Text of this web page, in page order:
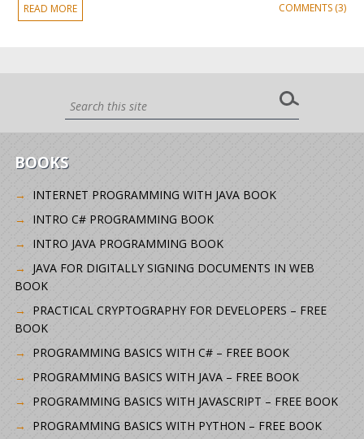
READ MORE COMMENTS (3)
BOOKS
INTERNET PROGRAMMING WITH JAVA BOOK
INTRO C# PROGRAMMING BOOK
INTRO JAVA PROGRAMMING BOOK
JAVA FOR DIGITALLY SIGNING DOCUMENTS IN WEB
BOOK
PRACTICAL CRYPTOGRAPHY FOR DEVELOPERS – FREE
BOOK
PROGRAMMING BASICS WITH C# – FREE BOOK
PROGRAMMING BASICS WITH JAVA – FREE BOOK
PROGRAMMING BASICS WITH JAVASCRIPT – FREE BOOK
PROGRAMMING BASICS WITH PYTHON – FREE BOOK